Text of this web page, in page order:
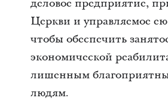
деловое предприятие,
Церкви и управляемое
чтобы обеспечить
экономической
лишенным
людям.